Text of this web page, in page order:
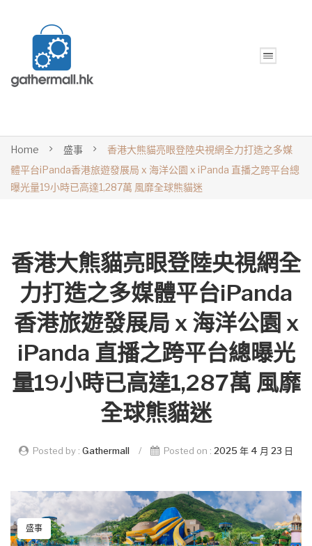
Home 盛事
香港大熊貓亮眼登陸央視網全力打造之多媒
體平台iPanda香港旅遊發展局 x 海洋公園 x iPanda 直播之跨平台總
曝光量19小時已高達1,287萬 風靡全球熊貓迷
香港大熊貓亮眼登陸央視網全
力打造之多媒體平台iPanda
香港旅遊發展局 x 海洋公園 x
iPanda 直播之跨平台總曝光
量19小時已高達1,287萬 風靡
全球熊貓迷
Posted by : Gathermall / Posted on : 2025 年 4 月 23 日
盛事